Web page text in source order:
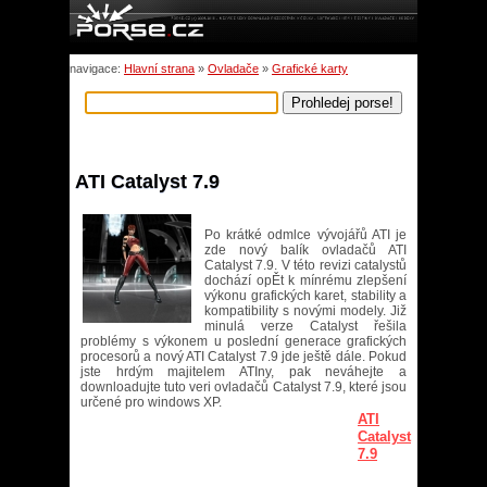
navigace: Hlavní strana » Ovladače » Grafické karty
ATI Catalyst 7.9
Po krátké odmlce vývojářů ATI je
zde nový balík ovladačů ATI
Catalyst 7.9. V této revizi catalystů
dochází opĚt k mínrému zlepšení
výkonu grafických karet, stability a
kompatibility s novými modely. Již
minulá verze Catalyst řešila
problémy s výkonem u poslední generace grafických
procesorů a nový ATI Catalyst 7.9 jde ještě dále. Pokud
jste hrdým majitelem ATIny, pak neváhejte a
downloadujte tuto veri ovladačů Catalyst 7.9, které jsou
určené pro windows XP.
ATI
Catalyst
7.9